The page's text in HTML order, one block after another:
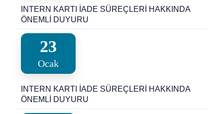
INTERN KARTI İADE SÜREÇLERİ HAKKINDA
ÖNEMLİ DUYURU
23
Ocak
INTERN KARTI İADE SÜREÇLERİ HAKKINDA
ÖNEMLİ DUYURU